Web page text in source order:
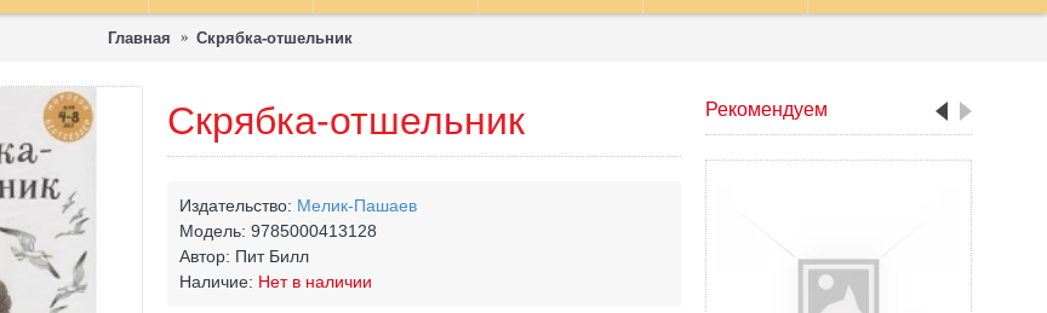
Главная Скрябка-отшельник
Рекомендуем
Скрябка-отшельник
Издательство: Мелик-Пашаев
Модель: 9785000413128
Автор: Пит Билл
Наличие: Нет в наличии